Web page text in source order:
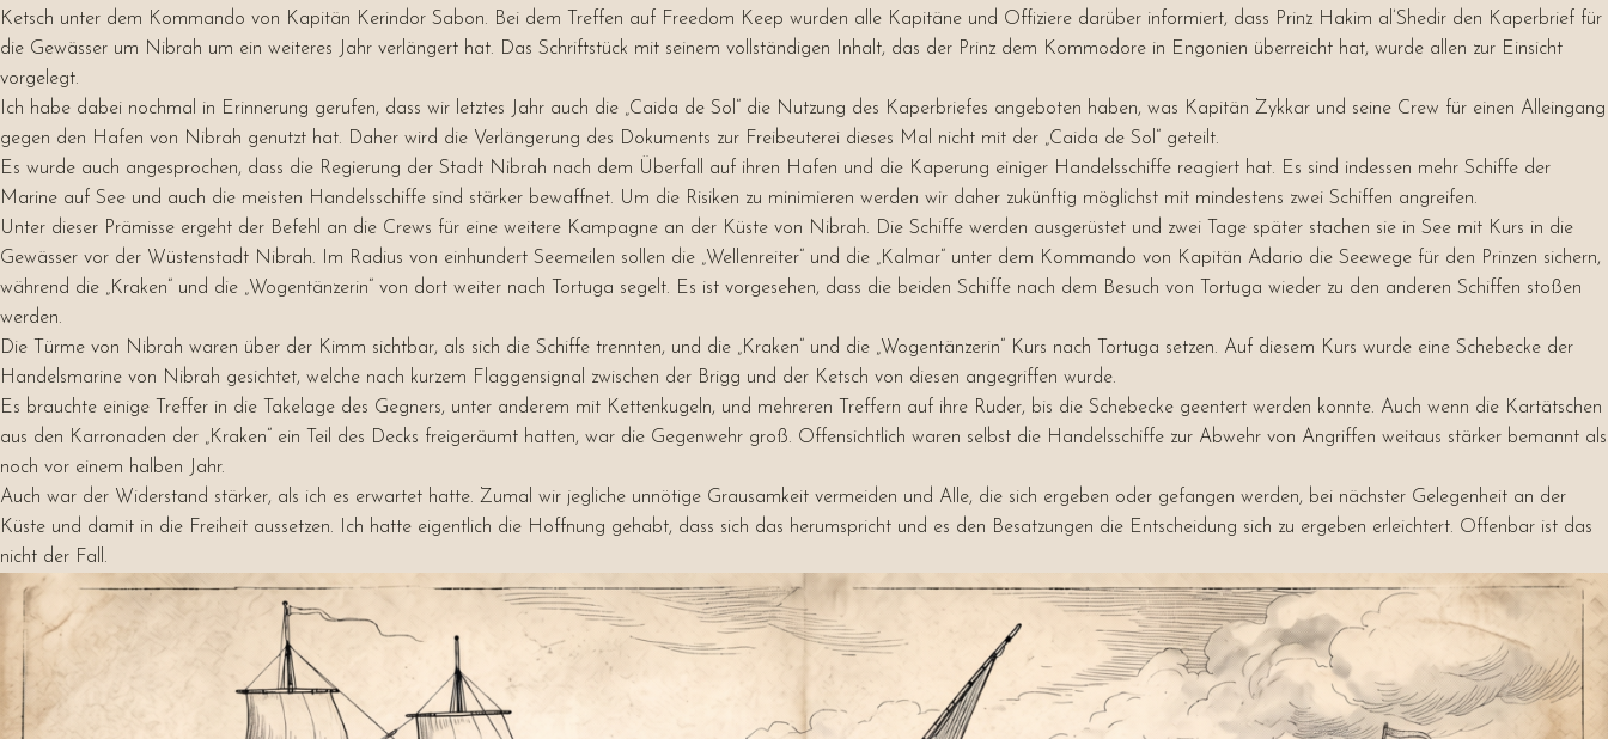
Ketsch unter dem Kommando von Kapitän Kerindor Sabon. Bei dem Treffen auf Freedom Keep wurden alle Kapitäne und Offiziere darüber informiert, dass Prinz Hakim al’Shedir den Kaperbrief für
die Gewässer um Nibrah um ein weiteres Jahr verlängert hat. Das Schriftstück mit seinem vollständigen Inhalt, das der Prinz dem Kommodore in Engonien überreicht hat, wurde allen zur Einsicht
vorgelegt.
Ich habe dabei nochmal in Erinnerung gerufen, dass wir letztes Jahr auch die „Caida de Sol“ die Nutzung des Kaperbriefes angeboten haben, was Kapitän Zykkar und seine Crew für einen Alleingang
gegen den Hafen von Nibrah genutzt hat. Daher wird die Verlängerung des Dokuments zur Freibeuterei dieses Mal nicht mit der „Caida de Sol“ geteilt.
Es wurde auch angesprochen, dass die Regierung der Stadt Nibrah nach dem Überfall auf ihren Hafen und die Kaperung einiger Handelsschiffe reagiert hat. Es sind indessen mehr Schiffe der
Marine auf See und auch die meisten Handelsschiffe sind stärker bewaffnet. Um die Risiken zu minimieren werden wir daher zukünftig möglichst mit mindestens zwei Schiffen angreifen.
Unter dieser Prämisse ergeht der Befehl an die Crews für eine weitere Kampagne an der Küste von Nibrah. Die Schiffe werden ausgerüstet und zwei Tage später stachen sie in See mit Kurs in die
Gewässer vor der Wüstenstadt Nibrah. Im Radius von einhundert Seemeilen sollen die „Wellenreiter“ und die „Kalmar“ unter dem Kommando von Kapitän Adario die Seewege für den Prinzen sichern,
während die „Kraken“ und die „Wogentänzerin“ von dort weiter nach Tortuga segelt. Es ist vorgesehen, dass die beiden Schiffe nach dem Besuch von Tortuga wieder zu den anderen Schiffen stoßen
werden.
Die Türme von Nibrah waren über der Kimm sichtbar, als sich die Schiffe trennten, und die „Kraken“ und die „Wogentänzerin“ Kurs nach Tortuga setzen. Auf diesem Kurs wurde eine Schebecke der
Handelsmarine von Nibrah gesichtet, welche nach kurzem Flaggensignal zwischen der Brigg und der Ketsch von diesen angegriffen wurde.
Es brauchte einige Treffer in die Takelage des Gegners, unter anderem mit Kettenkugeln, und mehreren Treffern auf ihre Ruder, bis die Schebecke geentert werden konnte. Auch wenn die Kartätschen
aus den Karronaden der „Kraken“ ein Teil des Decks freigeräumt hatten, war die Gegenwehr groß. Offensichtlich waren selbst die Handelsschiffe zur Abwehr von Angriffen weitaus stärker bemannt als
noch vor einem halben Jahr.
Auch war der Widerstand stärker, als ich es erwartet hatte. Zumal wir jegliche unnötige Grausamkeit vermeiden und Alle, die sich ergeben oder gefangen werden, bei nächster Gelegenheit an der
Küste und damit in die Freiheit aussetzen. Ich hatte eigentlich die Hoffnung gehabt, dass sich das herumspricht und es den Besatzungen die Entscheidung sich zu ergeben erleichtert. Offenbar ist das
nicht der Fall.